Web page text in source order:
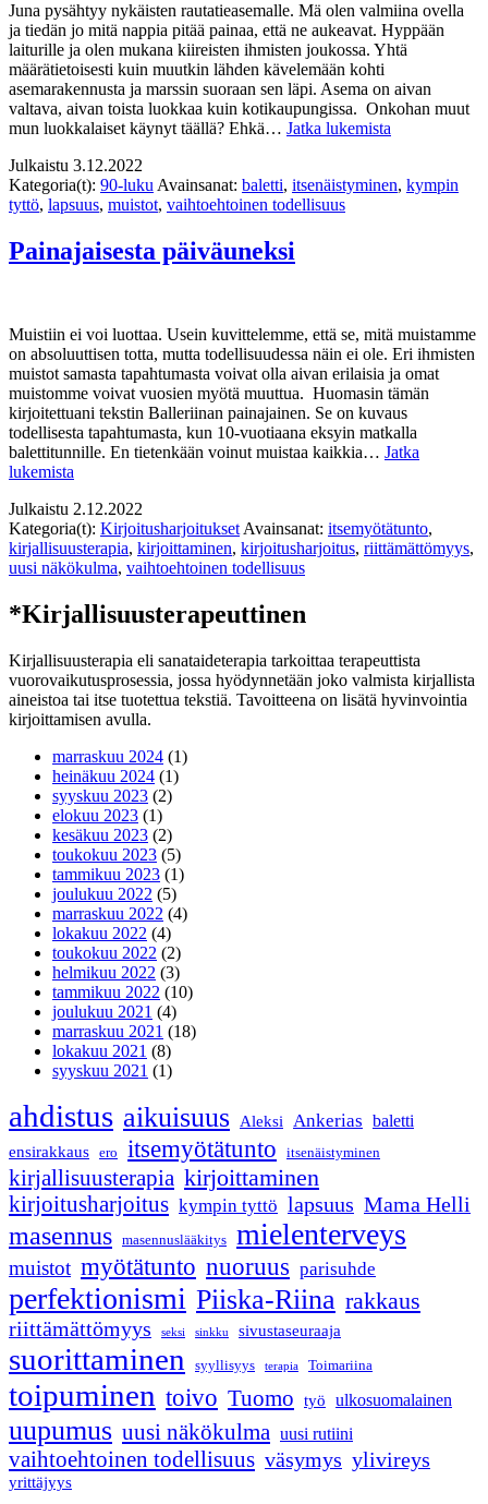
Juna pysähtyy nykäisten rautatieasemalle. Mä olen valmiina ovella
ja tiedän jo mitä nappia pitää painaa, että ne aukeavat. Hyppään
laiturille ja olen mukana kiireisten ihmisten joukossa. Yhtä
määrätietoisesti kuin muutkin lähden kävelemään kohti
asemarakennusta ja marssin suoraan sen läpi. Asema on aivan
valtava, aivan toista luokkaa kuin kotikaupungissa. Onkohan muut
mun luokkalaiset käynyt täällä? Ehkä… Jatka lukemista
Julkaistu 3.12.2022
Kategoria(t): 90-luku Avainsanat: baletti, itsenäistyminen, kympin
tyttö, lapsuus, muistot, vaihtoehtoinen todellisuus
Painajaisesta päiväuneksi
Muistiin ei voi luottaa. Usein kuvittelemme, että se, mitä muistamme
on absoluuttisen totta, mutta todellisuudessa näin ei ole. Eri ihmisten
muistot samasta tapahtumasta voivat olla aivan erilaisia ja omat
muistomme voivat vuosien myötä muuttua. Huomasin tämän
kirjoitettuani tekstin Balleriinan painajainen. Se on kuvaus
todellisesta tapahtumasta, kun 10-vuotiaana eksyin matkalla
balettitunnille. En tietenkään voinut muistaa kaikkia… Jatka
lukemista
Julkaistu 2.12.2022
Kategoria(t): Kirjoitusharjoitukset Avainsanat: itsemyötätunto,
kirjallisuusterapia, kirjoittaminen, kirjoitusharjoitus, riittämättömyys,
uusi näkökulma, vaihtoehtoinen todellisuus
*Kirjallisuusterapeuttinen
Kirjallisuusterapia eli sanataideterapia tarkoittaa terapeuttista
vuorovaikutusprosessia, jossa hyödynnetään joko valmista kirjallista
aineistoa tai itse tuotettua tekstiä. Tavoitteena on lisätä hyvinvointia
kirjoittamisen avulla.
marraskuu 2024 (1)
heinäkuu 2024 (1)
syyskuu 2023 (2)
elokuu 2023 (1)
kesäkuu 2023 (2)
toukokuu 2023 (5)
tammikuu 2023 (1)
joulukuu 2022 (5)
marraskuu 2022 (4)
lokakuu 2022 (4)
toukokuu 2022 (2)
helmikuu 2022 (3)
tammikuu 2022 (10)
joulukuu 2021 (4)
marraskuu 2021 (18)
lokakuu 2021 (8)
syyskuu 2021 (1)
ahdistus aikuisuus Aleksi Ankerias baletti
ensirakkaus ero itsemyötätunto itsenäistyminen
kirjallisuusterapia kirjoittaminen
kirjoitusharjoitus kympin tyttö lapsuus Mama Helli
masennus masennuslääkitys mielenterveys
muistot myötätunto nuoruus parisuhde
perfektionismi Piiska-Riina rakkaus
riittämättömyys seksi sinkku sivustaseuraaja
suorittaminen syyllisyys terapia Toimariina
toipuminen toivo Tuomo työ ulkosuomalainen
uupumus uusi näkökulma uusi rutiini
vaihtoehtoinen todellisuus väsymys ylivireys
yrittäjyys